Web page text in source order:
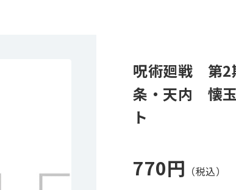
呪術廻戦 第
条・天内 懐
ト
770円